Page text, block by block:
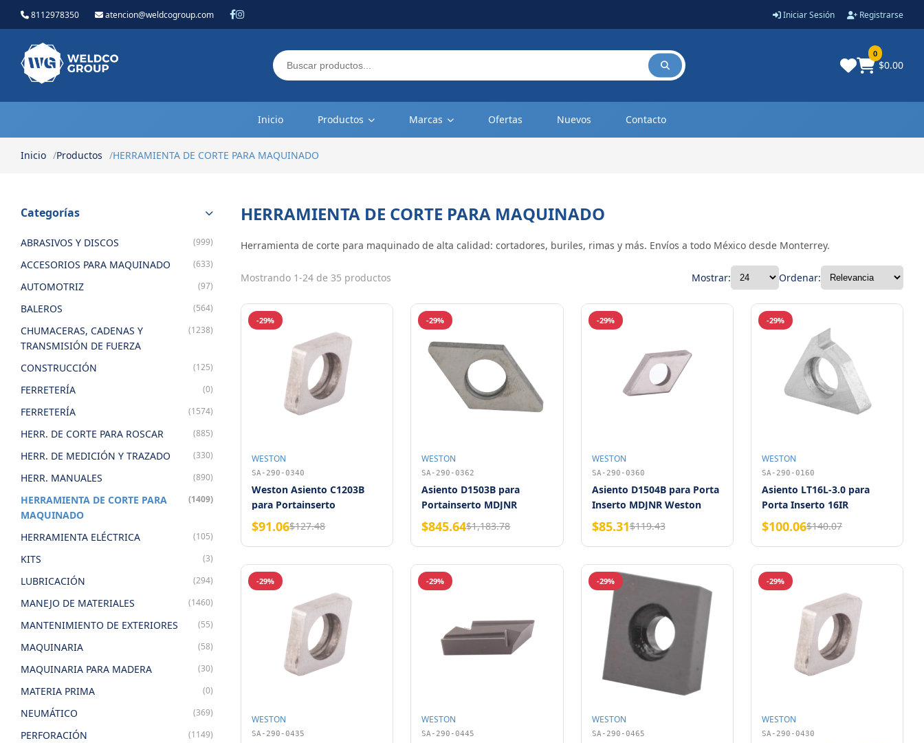
8112978350 atencion@weldcogroup.com Iniciar Sesión Registrarse
0
$0.00
Inicio Productos Marcas Ofertas Nuevos Contacto
Inicio Productos HERRAMIENTA DE CORTE PARA MAQUINADO
Categorías
ABRASIVOS Y DISCOS (999)
ACCESORIOS PARA MAQUINADO (633)
AUTOMOTRIZ (97)
BALEROS (564)
CHUMACERAS, CADENAS Y
TRANSMISIÓN DE FUERZA
(1238)
CONSTRUCCIÓN (125)
FERRETERÍA (0)
FERRETERÍA (1574)
HERR. DE CORTE PARA ROSCAR (885)
HERR. DE MEDICIÓN Y TRAZADO (330)
HERR. MANUALES (890)
HERRAMIENTA DE CORTE PARA
MAQUINADO
(1409)
HERRAMIENTA ELÉCTRICA (105)
KITS (3)
LUBRICACIÓN (294)
MANEJO DE MATERIALES (1460)
MANTENIMIENTO DE EXTERIORES (55)
MAQUINARIA (58)
MAQUINARIA PARA MADERA (30)
MATERIA PRIMA (0)
NEUMÁTICO (369)
PERFORACIÓN (1149)
HERRAMIENTA DE CORTE PARA MAQUINADO
Herramienta de corte para maquinado de alta calidad: cortadores, buriles, rimas y más. Envíos a todo México desde Monterrey.
Mostrando 1-24 de 35 productos Mostrar: Ordenar:
-29%
WESTON
SA-290-0340
Weston Asiento C1203B
para Portainserto
CNMG432
$91.06$127.48
-29%
WESTON
SA-290-0362
Asiento D1503B para
Portainserto MDJNR
Weston (10 piezas)
$845.64$1,183.78
-29%
WESTON
SA-290-0360
Asiento D1504B para Porta
Inserto MDJNR Weston
$85.31$119.43
-29%
WESTON
SA-290-0160
Asiento LT16L-3.0 para
Porta Inserto 16IR
Izquierdo Weston
$100.06$140.07
-29%
WESTON
SA-290-0435
-29%
WESTON
SA-290-0445
-29%
WESTON
SA-290-0465
-29%
WESTON
SA-290-0430